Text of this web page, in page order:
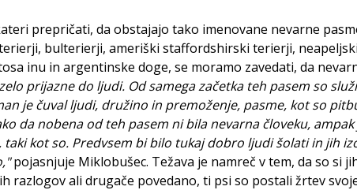
prepričati, da obstajajo tako imenovane nevarne
bulterierji, ameriški staffordshirski terierji,
inu in argentinske doge, se moramo zavedati, da
prijazne do ljudi. Od samega začetka teh pasem so
je čuval ljudi, družino in premoženje, pasme, kot so
da nobena od teh pasem ni bila nevarna človeku,
kot so. Predvsem bi bilo tukaj dobro ljudi šolati in jih
pojasnjuje Miklobušec. Težava je namreč v tem, da so si
razlogov ali drugače povedano, ti psi so postali žrtev